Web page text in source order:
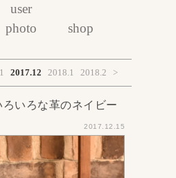
user
photo
shop
2017.12 2018.1 2018.2 >
いろな革のネイビー
2017.12.15